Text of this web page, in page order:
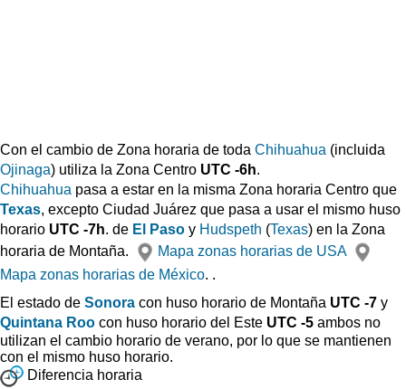
Con el cambio de Zona horaria de toda Chihuahua (incluida
Ojinaga) utiliza la Zona Centro UTC -6h.
Chihuahua pasa a estar en la misma Zona horaria Centro que
Texas, excepto Ciudad Juárez que pasa a usar el mismo huso
horario UTC -7h. de El Paso y Hudspeth (Texas) en la Zona
horaria de Montaña.
Mapa zonas horarias de USA
Mapa zonas horarias de México. .
El estado de Sonora con huso horario de Montaña UTC -7 y
Quintana Roo con huso horario del Este UTC -5 ambos no
utilizan el cambio horario de verano, por lo que se mantienen
con el mismo huso horario.
Diferencia horaria